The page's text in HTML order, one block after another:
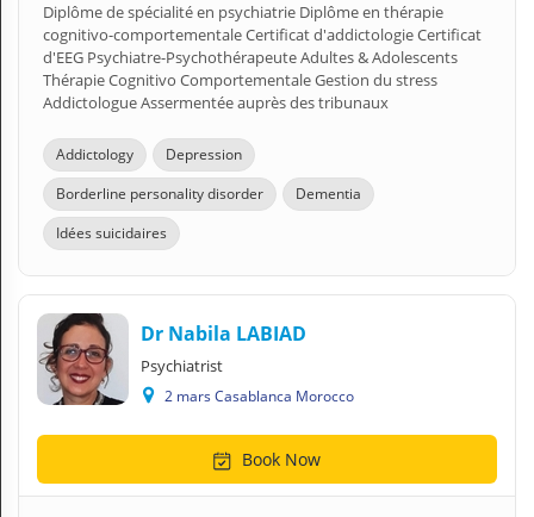
Diplôme de spécialité en psychiatrie Diplôme en thérapie
cognitivo-comportementale Certificat d'addictologie Certificat
d'EEG Psychiatre-Psychothérapeute Adultes & Adolescents
Thérapie Cognitivo Comportementale Gestion du stress
Addictologue Assermentée auprès des tribunaux
Addictology
Depression
Borderline personality disorder
Dementia
Idées suicidaires
Dr Nabila LABIAD
Psychiatrist
2 mars Casablanca Morocco
Book Now